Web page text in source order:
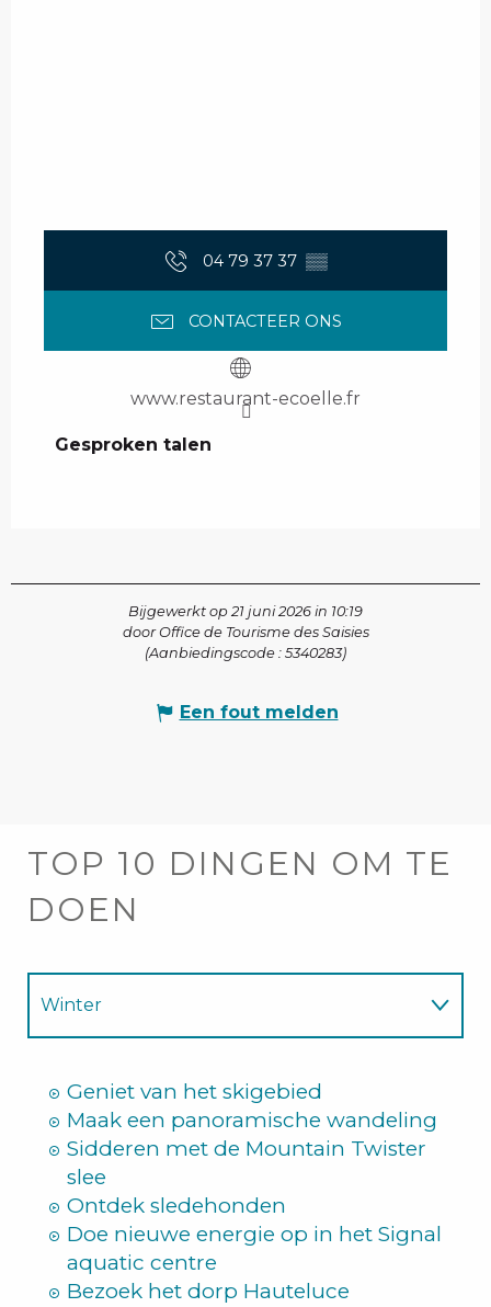
04 79 37 37 ▒▒
CONTACTEER ONS
www.restaurant-ecoelle.fr
Gesproken talen
Gesproken talen
Bijgewerkt op 21 juni 2026 in 10:19
door Office de Tourisme des Saisies
(Aanbiedingscode : 5340283)
Een fout melden
TOP 10 DINGEN OM TE
DOEN
Winter
Geniet van het skigebied
Maak een panoramische wandeling
Sidderen met de Mountain Twister
slee
Ontdek sledehonden
Doe nieuwe energie op in het Signal
aquatic centre
Bezoek het dorp Hauteluce